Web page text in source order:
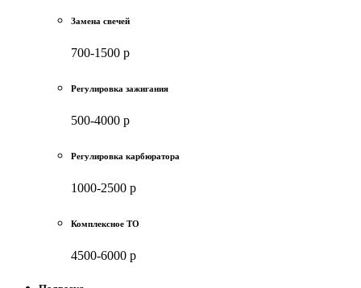
Замена свечей
700-1500 р
Регулировка зажигания
500-4000 р
Регулировка карбюратора
1000-2500 р
Комплексное ТО
4500-6000 р